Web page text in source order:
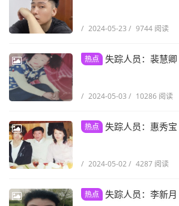
/ 2024-05-23 / 9744 阅读
热点 失踪人员：裴慧卿
/ 2024-05-03 / 10286 阅读
热点 失踪人员：惠秀宝
/ 2024-05-02 / 4287 阅读
热点 失踪人员：李新月